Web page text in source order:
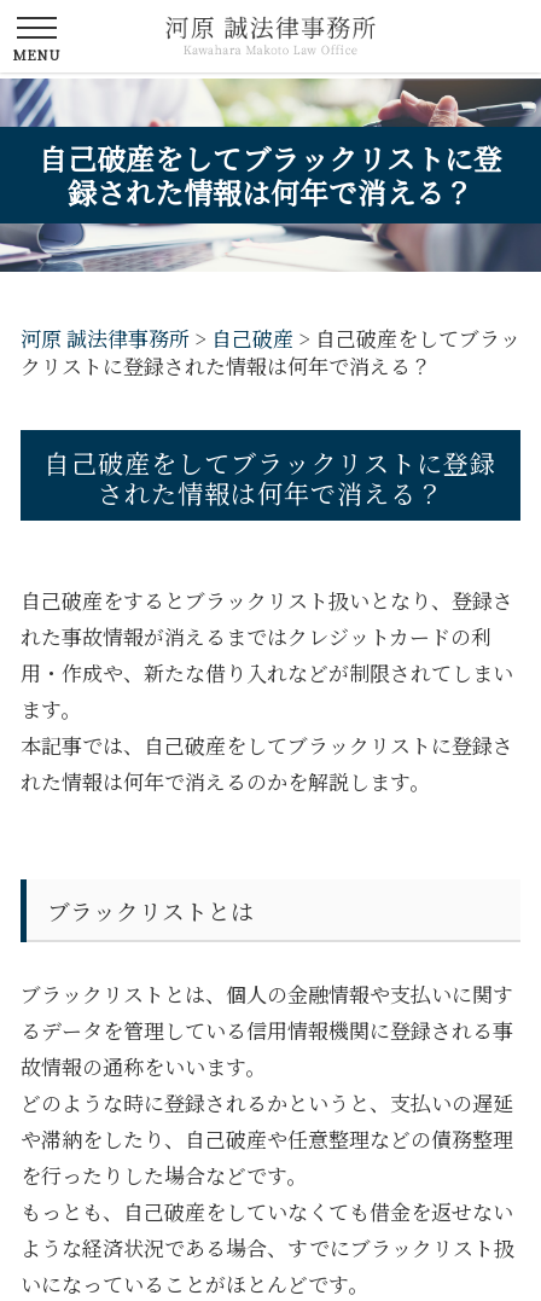
自己破産をしてブラックリストに登
録された情報は何年で消える？
河原 誠法律事務所 > 自己破産 > 自己破産をしてブラッ
クリストに登録された情報は何年で消える？
自己破産をしてブラックリストに登録
された情報は何年で消える？
自己破産をするとブラックリスト扱いとなり、登録さ
れた事故情報が消えるまではクレジットカードの利
用・作成や、新たな借り入れなどが制限されてしまい
ます。
本記事では、自己破産をしてブラックリストに登録さ
れた情報は何年で消えるのかを解説します。
ブラックリストとは
ブラックリストとは、個人の金融情報や支払いに関す
るデータを管理している信用情報機関に登録される事
故情報の通称をいいます。
どのような時に登録されるかというと、支払いの遅延
や滞納をしたり、自己破産や任意整理などの債務整理
を行ったりした場合などです。
もっとも、自己破産をしていなくても借金を返せない
ような経済状況である場合、すでにブラックリスト扱
いになっていることがほとんどです。